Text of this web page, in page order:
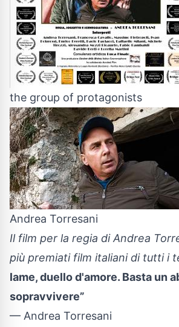
the group of protagonists
Andrea Torresani
Il film per la regia di Andrea
più premiati film italiani di tutti i
lame, duello d'amore. Basta un
sopravvivere”
— Andrea Torresani